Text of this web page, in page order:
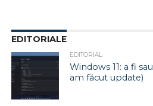
EDITORIALE
EDITORIAL
Windows 11: a fi
am făcut update)